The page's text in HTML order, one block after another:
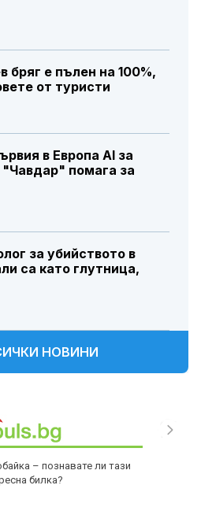
бряг е пълен на 100%,
от туристи
в Европа AI за
помага за
за убийството в
са като глутница,
НОВИНИ
– познавате ли тази
билка?